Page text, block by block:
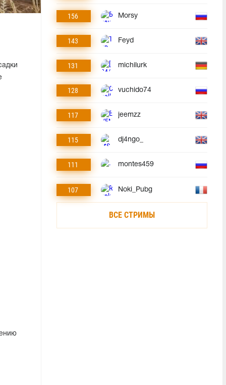
156 Morsy
143 Feyd
131 michilurk
128 vuchido74
117 jeemzz
115 dj4ngo_
111 montes459
107 Noki_Pubg
ВСЕ СТРИМЫ